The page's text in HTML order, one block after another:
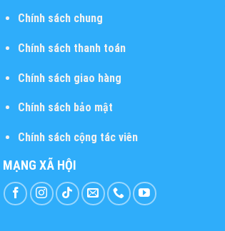
Chính sách chung
Chính sách thanh toán
Chính sách giao hàng
Chính sách bảo mật
Chính sách cộng tác viên
MẠNG XÃ HỘI